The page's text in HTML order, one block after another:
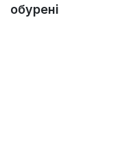
обурені